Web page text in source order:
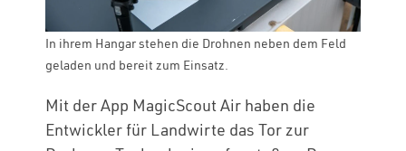
In ihrem Hangar stehen die Drohnen neben dem Feld
geladen und bereit zum Einsatz.
Mit der App MagicScout Air haben die
Entwickler für Landwirte das Tor zur